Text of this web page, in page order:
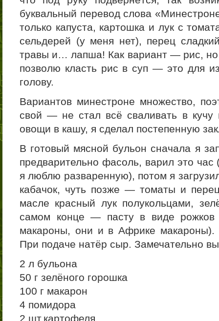
буквальный перевод слова
только капуста, картошка и лук с
сельдерей (у меня нет), перец
травы и… лапша! Как вариант — рис,
позволю класть рис в суп — это для
голову.
Вариантов минестроне множество,
свой — не стал всё сваливать в
овощи в кашу, я сделал постепенную
В готовый мясной бульон сначала я
предварительно фасоль, варил это час
я люблю разваренную), потом я
кабачок, чуть позже — томаты и
масле красный лук полукольцами,
самом конце — пасту в виде
макароны, они и в Африке макароны).
При подаче натёр сыр. Замечательно
2 л бульона
50 г зелёного горошка
100 г макарон
4 помидора
2 шт.картофеля